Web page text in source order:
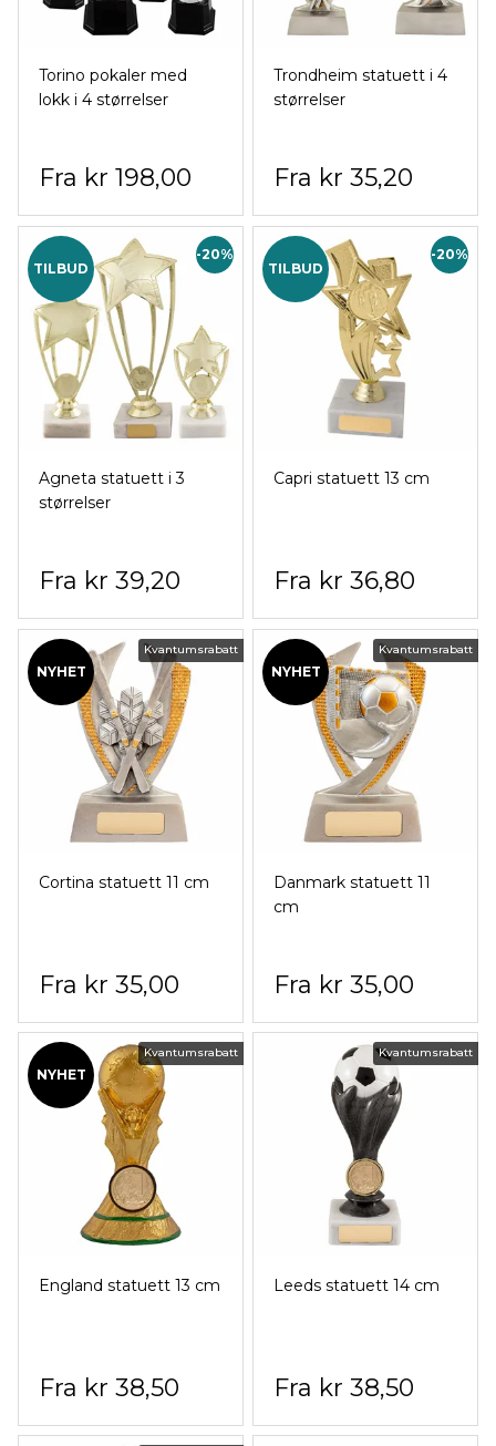
Torino pokaler med
lokk i 4 størrelser
kr 198,00
Trondheim statuett i 4
størrelser
kr 35,20
TILBUD
Agneta statuett i 3
størrelser
-20%
kr 39,20
TILBUD
Capri statuett 13 cm
-20%
kr 36,80
NYHET
Kvantumsrabatt
Cortina statuett 11 cm
kr 35,00
NYHET
Kvantumsrabatt
Danmark statuett 11
cm
kr 35,00
NYHET
Kvantumsrabatt
England statuett 13 cm
kr 38,50
Kvantumsrabatt
Leeds statuett 14 cm
kr 38,50